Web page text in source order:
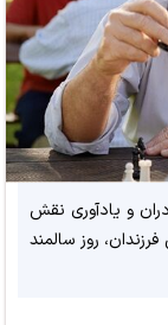
و یادآوری نقش
روز سالمند